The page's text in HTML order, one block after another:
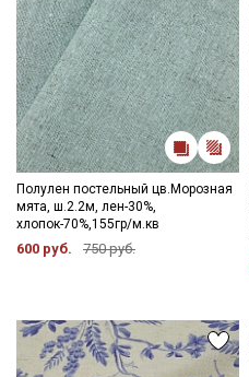
Полулен постельный цв.Морозная
мята, ш.2.2м, лен-30%,
хлопок-70%,155гр/м.кв
600 руб. 750 руб.